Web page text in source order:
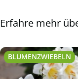
Erfahre mehr
BLUMENZWIEBELN